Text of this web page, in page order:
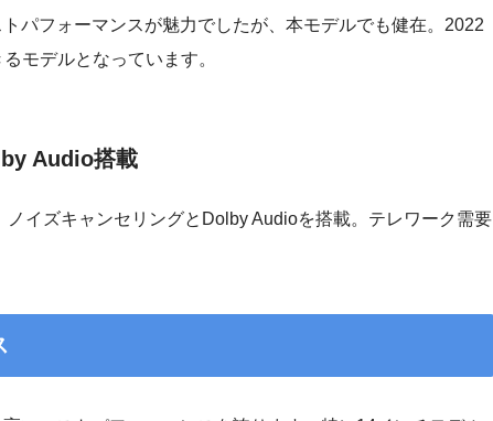
パフォーマンスが魅力でしたが、本モデルでも健在。2022
モデルとなっています。
Audio搭載
イズキャンセリングとDolby Audioを搭載。テレワーク需要